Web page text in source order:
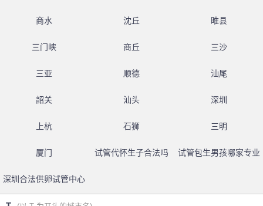
商水 沈丘 睢县
三门峡 商丘 三沙
三亚 顺德 汕尾
韶关 汕头 深圳
上杭 石狮 三明
厦门 试管代怀生子合法吗 试管包生男孩哪家专业
深圳合法供卵试管中心